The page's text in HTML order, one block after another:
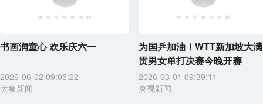
书画润童心 欢乐庆六一
2026-06-02 09:05:22
大象新闻
为国乒加油！WTT新加坡大满
贯男女单打决赛今晚开赛
2026-03-01 09:39:11
央视新闻